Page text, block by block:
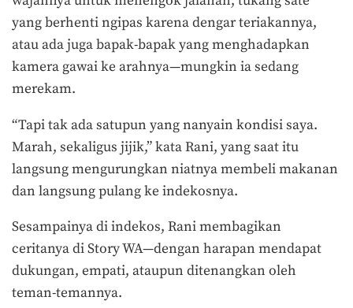
yang berhenti ngipas karena dengar teriakannya,
atau ada juga bapak-bapak yang menghadapkan
kamera gawai ke arahnya—mungkin ia sedang
merekam.
“Tapi tak ada satupun yang nanyain kondisi saya.
Marah, sekaligus jijik,” kata Rani, yang saat itu
langsung mengurungkan niatnya membeli makanan
dan langsung pulang ke indekosnya.
Sesampainya di indekos, Rani membagikan
ceritanya di Story WA—dengan harapan mendapat
dukungan, empati, ataupun ditenangkan oleh
teman-temannya.